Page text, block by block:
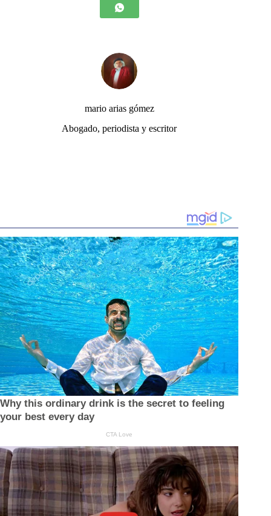
mario arias gómez
Abogado, periodista y escritor